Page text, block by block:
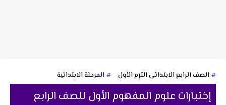
الصف الرابع الابتدائى الترم الأول المرحلة الابتدائية
إختبارات علوم المفهوم الأول للصف الرابع